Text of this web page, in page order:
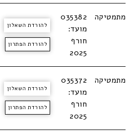
מתמטיקה
035382
מועד:
חורף
2025
להורדת השאלון
להורדת הפתרון
מתמטיקה
035372
מועד:
חורף
2025
להורדת השאלון
להורדת הפתרון